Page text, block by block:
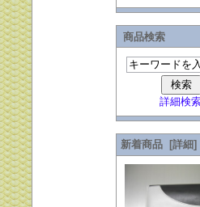
商品検索
詳細検
新着商品 [詳細]